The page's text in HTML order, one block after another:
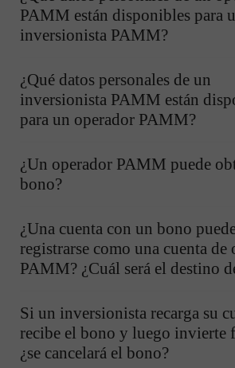
PAMM están disponibles para
inversionista PAMM?
¿Qué datos personales de un
inversionista PAMM están
para un operador PAMM?
¿Un operador PAMM puede
bono?
¿Una cuenta con un bono
registrarse como una cuenta de
PAMM? ¿Cuál será el destino
Si un inversionista recarga su
recibe el bono y luego invierte
¿se cancelará el bono?